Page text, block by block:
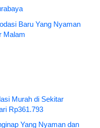
Baru Yang Nyaman
Malam
Murah di Sekitar
Rp361.793
Yang Nyaman dan